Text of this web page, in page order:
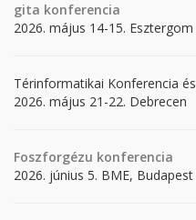
gita konferencia
2026. május 14-15. Esztergom
Térinformatikai Konferencia
2026. május 21-22. Debrecen
Foszforgézu konferencia
2026. június 5. BME, Budapest